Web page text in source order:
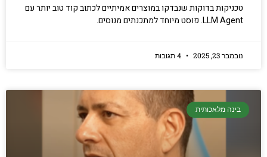
טכניקות בדוקות שנבדקו במוצרים אמיתיים לכתוב קוד טוב יותר עם
LLM Agent. פוסט מיוחד למתכנתים מנוסים.
נובמבר 23, 2025
בינה מלאכותית